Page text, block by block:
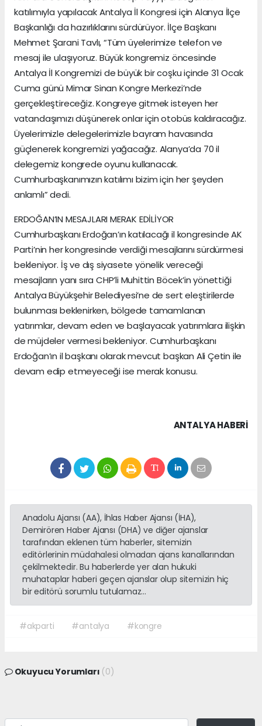
katılımıyla yapılacak Antalya İl Kongresi için Alanya İlçe
Başkanlığı da hazırlıklarını sürdürüyor. İlçe Başkanı
Mehmet Şarani Tavlı, “Tüm üyelerimize telefon ve
mesaj ile ulaşıyoruz. Büyük kongremiz öncesinde
Antalya İl Kongremizi de büyük bir coşku içinde 31 Ocak
Cuma günü Mimar Sinan Kongre Merkezi’nde
gerçekleştireceğiz. Kongreye gitmek isteyen her
vatandaşımızı düşünerek onlar için otobüs kaldıracağız.
Üyelerimizle delegelerimizle bayram havasında
güçlenerek kongremizi yağacağız. Alanya’da 70 il
delegemiz kongrede oyunu kullanacak.
Cumhurbaşkanımızın katılımı bizim için her şeyden
anlamlı” dedi.
ERDOĞAN’IN MESAJLARI MERAK EDİLİYOR
Cumhurbaşkanı Erdoğan’ın katılacağı il kongresinde AK
Parti’nin her kongresinde verdiği mesajlarını sürdürmesi
bekleniyor. İş ve dış siyasete yönelik vereceği
mesajların yanı sıra CHP’li Muhittin Böcek’in yönettiği
Antalya Büyükşehir Belediyesi’ne de sert eleştirilerde
bulunması beklenirken, bölgede tamamlanan
yatırımlar, devam eden ve başlayacak yatırımlara ilişkin
de müjdeler vermesi bekleniyor. Cumhurbaşkanı
Erdoğan’ın il başkanı olarak mevcut başkan Ali Çetin ile
devam edip etmeyeceği ise merak konusu.
ANTALYA HABERİ
Anadolu Ajansı (AA), İhlas Haber Ajansı (İHA),
Demirören Haber Ajansı (DHA) ve diğer ajanslar
tarafından eklenen tüm haberler, sitemizin
editörlerinin müdahalesi olmadan ajans kanallarından
çekilmektedir. Bu haberlerde yer alan hukuki
muhataplar haberi geçen ajanslar olup sitemizin hiç
bir editörü sorumlu tutulamaz...
#akparti #antalya #kongre
Okuyucu Yorumları (0)